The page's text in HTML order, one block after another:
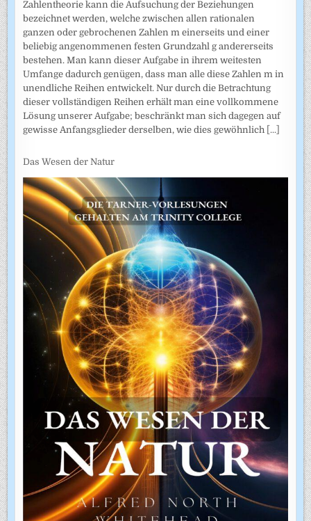
Zahlentheorie kann die Aufsuchung der Beziehungen
bezeichnet werden, welche zwischen allen rationalen
ganzen oder gebrochenen Zahlen m einerseits und einer
beliebig angenommenen festen Grundzahl g andererseits
bestehen. Man kann dieser Aufgabe in ihrem weitesten
Umfange dadurch genügen, dass man alle diese Zahlen m in
unendliche Reihen entwickelt. Nur durch die Betrachtung
dieser vollständigen Reihen erhält man eine vollkommene
Lösung unserer Aufgabe; beschränkt man sich dagegen auf
gewisse Anfangsglieder derselben, wie dies gewöhnlich [...]
Das Wesen der Natur